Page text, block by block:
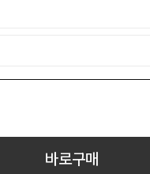
바로구매